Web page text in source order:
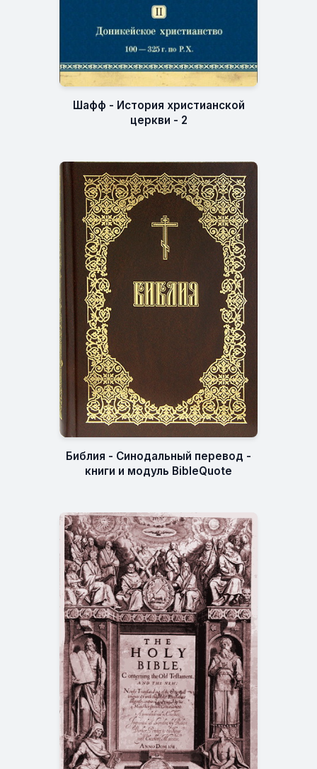
Шафф - История христианской
церкви - 2
Библия - Синодальный перевод -
книги и модуль BibleQuote